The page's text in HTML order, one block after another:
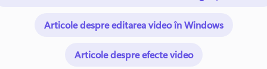
Articole despre editarea video în Windows
Articole despre efecte video